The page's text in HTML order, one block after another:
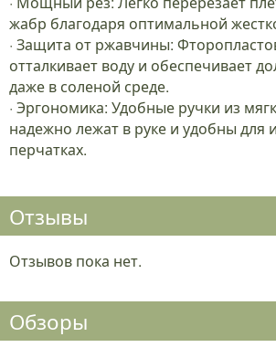
жабр благодаря оптимальной
· Защита от ржавчины:
отталкивает воду и обеспечивает
даже в соленой среде.
· Эргономика: Удобные ручки из
надежно лежат в руке и удобны для
перчатках.
Отзывы
Отзывов пока нет.
Обзоры